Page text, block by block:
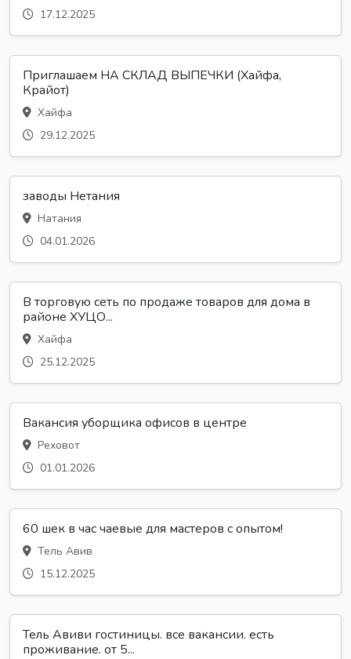
17.12.2025
Приглашаем НА СКЛАД ВЫПЕЧКИ (Хайфа,
Крайот)
Хайфа
29.12.2025
заводы Нетания
Натания
04.01.2026
В торговую сеть по продаже товаров для дома в
районе ХУЦО...
Хайфа
25.12.2025
Вакансия уборщика офисов в центре
Реховот
01.01.2026
60 шек в час чаевые для мастеров с опытом!
Тель Авив
15.12.2025
Тель Авиви гостиницы. все вакансии. есть
проживание. от 5...